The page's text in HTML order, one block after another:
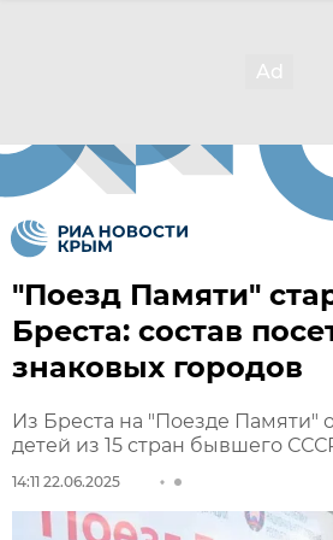
"Поезд Памяти"
Бреста: состав
знаковых городов
Из Бреста на "Поезде Памяти"
детей из 15 стран бывшего
14:11 22.06.2025